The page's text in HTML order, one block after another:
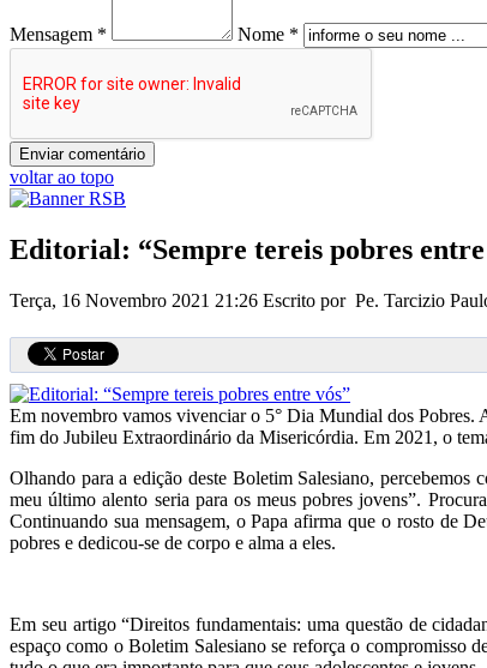
Mensagem * Nome *
voltar ao topo
Editorial: “Sempre tereis pobres entre
Terça, 16 Novembro 2021 21:26 Escrito por Pe. Tarcizio
Em novembro vamos vivenciar o 5° Dia Mundial dos Pobres.
fim do Jubileu Extraordinário da Misericórdia. Em 2021, o
Olhando para a edição deste Boletim Salesiano,
meu último alento seria para os meus pobres jovens”.
Continuando sua mensagem, o Papa afirma que o rosto de
pobres e dedicou-se de corpo e alma a eles.
Em seu artigo “Direitos fundamentais: uma questão de
espaço como o Boletim Salesiano se reforça o compromisso